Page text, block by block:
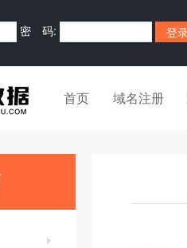
密 码:
首页 域名注册